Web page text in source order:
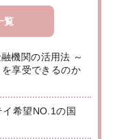
覧
機関の活用法 ～
享受できるのか
希望NO.1の国